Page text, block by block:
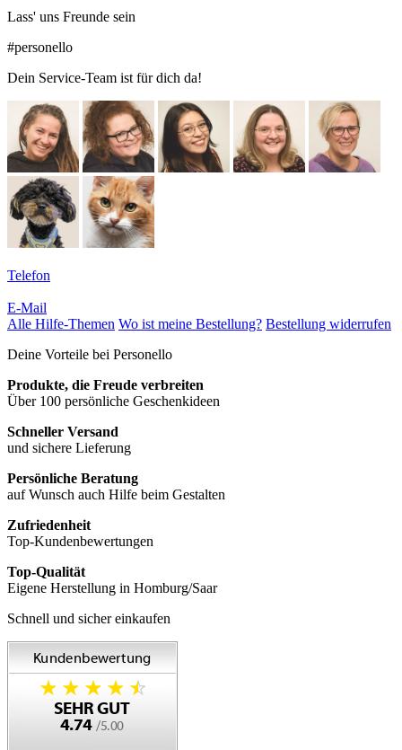
Lass' uns Freunde sein
#personello
Dein Service-Team ist für dich da!
Telefon
E-Mail
Alle Hilfe-Themen Wo ist meine Bestellung? Bestellung widerrufen
Deine Vorteile bei Personello
Produkte, die Freude verbreiten
Über 100 persönliche Geschenkideen
Schneller Versand
und sichere Lieferung
Persönliche Beratung
auf Wunsch auch Hilfe beim Gestalten
Zufriedenheit
Top-Kundenbewertungen
Top-Qualität
Eigene Herstellung in Homburg/Saar
Schnell und sicher einkaufen